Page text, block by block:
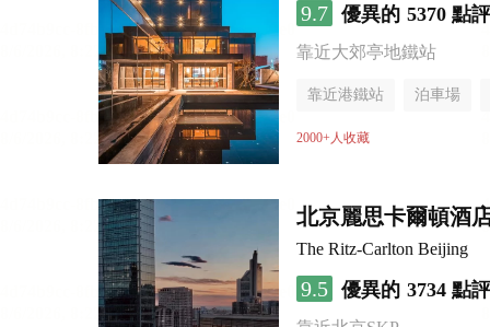
9.7 優異的 5370 點評
靠近大郊亭地鐵站
靠近港鐵站 泊車場
無煙樓層
2000+人收藏
北京麗思卡爾頓酒
The Ritz-Carlton Beijing
9.5 優異的 3734 點評